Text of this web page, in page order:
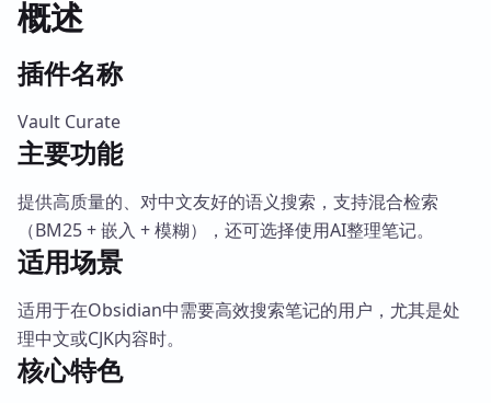
概述
插件名称
Vault Curate
主要功能
提供高质量的、对中文友好的语义搜索，支持混合检索
（BM25 + 嵌入 + 模糊），还可选择使用AI整理笔记。
适用场景
适用于在Obsidian中需要高效搜索笔记的用户，尤其是处
理中文或CJK内容时。
核心特色